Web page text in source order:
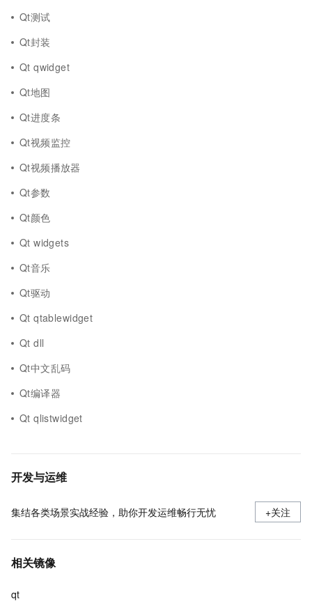
Qt测试
Qt封装
Qt qwidget
Qt地图
Qt进度条
Qt视频监控
Qt视频播放器
Qt参数
Qt颜色
Qt widgets
Qt音乐
Qt驱动
Qt qtablewidget
Qt dll
Qt中文乱码
Qt编译器
Qt qlistwidget
开发与运维
集结各类场景实战经验，助你开发运维畅行无忧 +关注
相关镜像
qt